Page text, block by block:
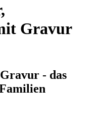
Gravur
- das